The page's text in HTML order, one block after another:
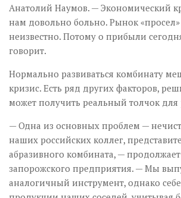
Анатолий Наумов. — Экономический
нам довольно больно. Рынок
неизвестно. Потому о прибыли
говорит.
Нормально развиваться комбинату
кризис. Есть ряд других факторов,
может получить реальный толчок для
— Одна из основных проблем —
наших российских коллег,
абразивного комбината, —
запорожского предприятия. — Мы
аналогичный инструмент, однако